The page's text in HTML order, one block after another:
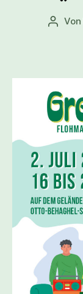
Von